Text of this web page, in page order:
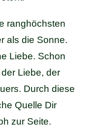
ranghöchsten
als die Sonne.
Liebe. Schon
Liebe, der
Durch diese
Quelle Dir
zur Seite.